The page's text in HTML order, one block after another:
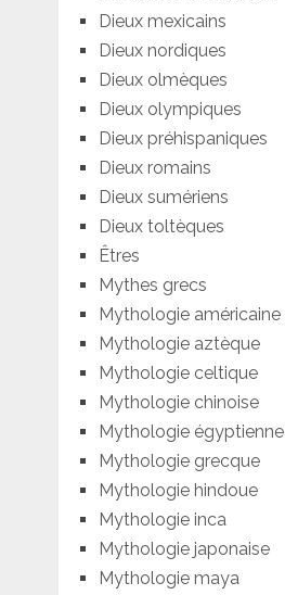
Dieux mexicains
Dieux nordiques
Dieux olmèques
Dieux olympiques
Dieux préhispaniques
Dieux romains
Dieux sumériens
Dieux toltèques
Êtres
Mythes grecs
Mythologie américaine
Mythologie aztèque
Mythologie celtique
Mythologie chinoise
Mythologie égyptienne
Mythologie grecque
Mythologie hindoue
Mythologie inca
Mythologie japonaise
Mythologie maya